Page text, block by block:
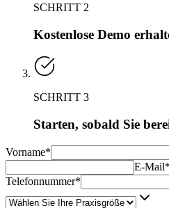
SCHRITT 2
Kostenlose Demo
SCHRITT 3
Starten, sobald Sie
Vorname*
E-Mail*
Telefonnummer*